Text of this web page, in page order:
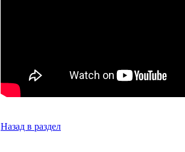
Назад в раздел